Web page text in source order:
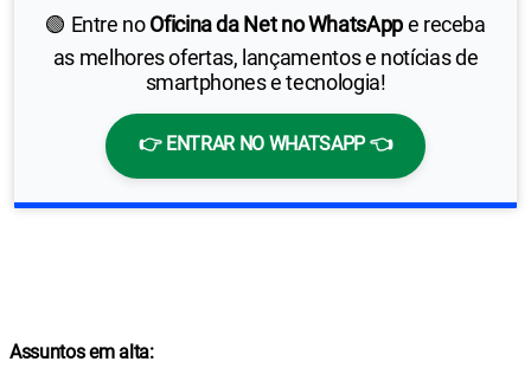
🟢 Entre noOficina da Net no WhatsAppe receba
as melhores ofertas, lançamentos e notícias de
smartphones e tecnologia!
👉 ENTRAR NO WHATSAPP 👈
Assuntos em alta: